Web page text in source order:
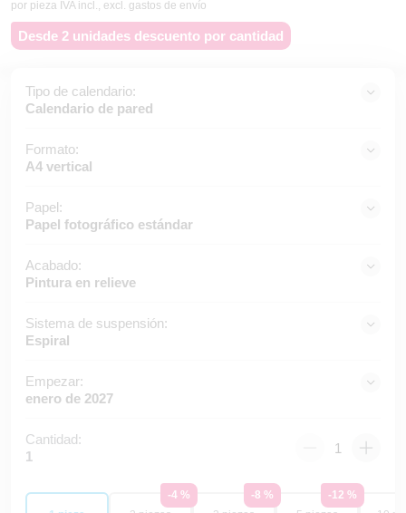
por pieza IVA incl., excl. gastos de envío
Desde 2 unidades descuento por cantidad
Tipo de calendario:
Calendario de pared
Formato:
A4 vertical
Papel:
Papel fotográfico estándar
Acabado:
Pintura en relieve
Sistema de suspensión:
Espiral
Empezar:
enero de 2027
Cantidad:
1
-4 %
-8 %
-12 %